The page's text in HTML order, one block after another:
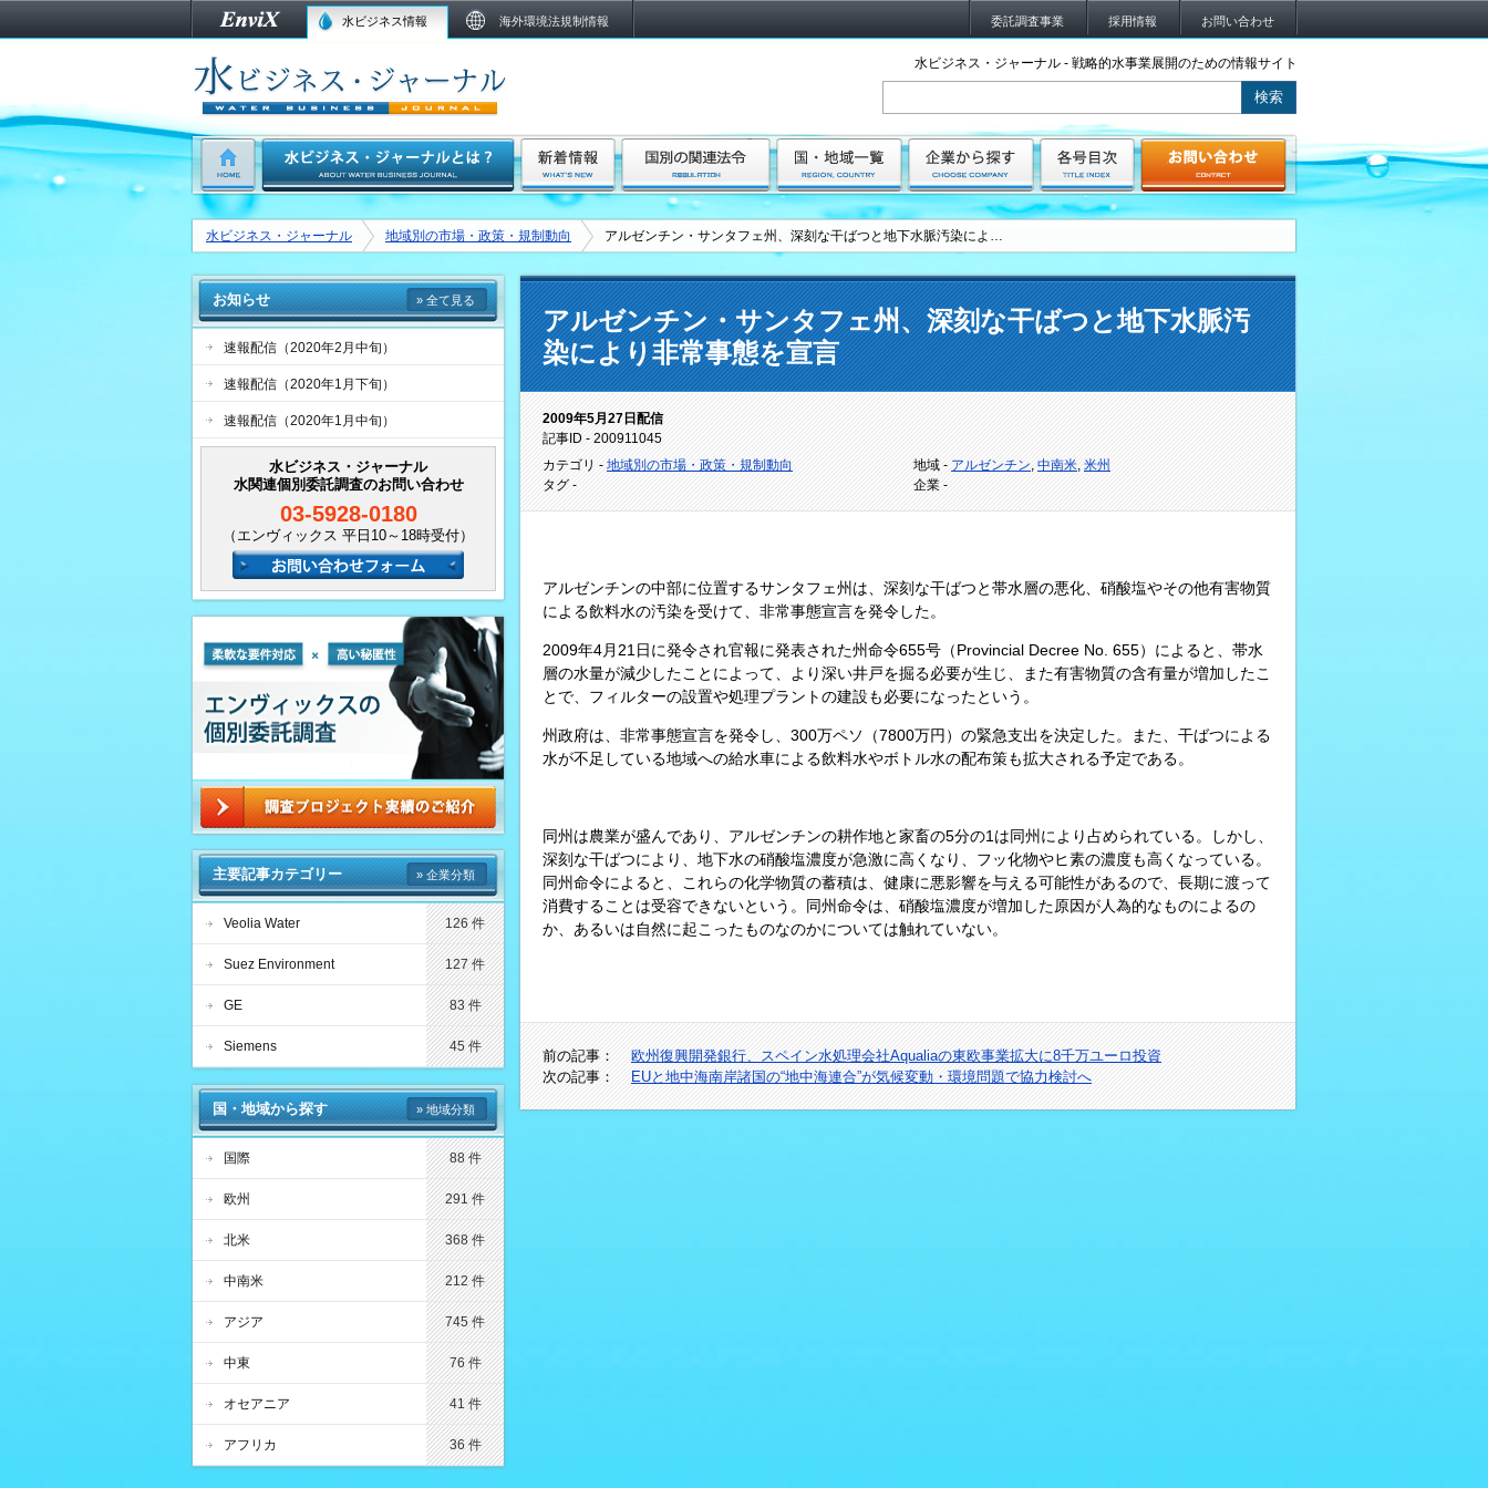
水ビジネス情報 海外環境法規制情報 委託調査事業 採用情報 お問い合わせ
水ビジネス・ジャーナル - 戦略的水事業展開のための情報サイト
水ビジネス・ジャーナル 地域別の市場・政策・規制動向 アルゼンチン・サンタフェ州、深刻な干ばつと地下水脈汚染によ…
アルゼンチン・サンタフェ州、深刻な干ばつと地下水脈汚
染により非常事態を宣言
2009年5月27日配信
記事ID - 200911045
カテゴリ - 地域別の市場・政策・規制動向
タグ -
地域 - アルゼンチン, 中南米, 米州
企業 -
アルゼンチンの中部に位置するサンタフェ州は、深刻な干ばつと帯水層の悪化、硝酸塩やその他有害物質
による飲料水の汚染を受けて、非常事態宣言を発令した。
2009年4月21日に発令され官報に発表された州命令655号（Provincial Decree No. 655）によると、帯水
層の水量が減少したことによって、より深い井戸を掘る必要が生じ、また有害物質の含有量が増加したこ
とで、フィルターの設置や処理プラントの建設も必要になったという。
州政府は、非常事態宣言を発令し、300万ペソ（7800万円）の緊急支出を決定した。また、干ばつによる
水が不足している地域への給水車による飲料水やボトル水の配布策も拡大される予定である。
同州は農業が盛んであり、アルゼンチンの耕作地と家畜の5分の1は同州により占められている。しかし、
深刻な干ばつにより、地下水の硝酸塩濃度が急激に高くなり、フッ化物やヒ素の濃度も高くなっている。
同州命令によると、これらの化学物質の蓄積は、健康に悪影響を与える可能性があるので、長期に渡って
消費することは受容できないという。同州命令は、硝酸塩濃度が増加した原因が人為的なものによるの
か、あるいは自然に起こったものなのかについては触れていない。
前の記事：
欧州復興開発銀行、スペイン水処理会社Aqualiaの東欧事業拡大に8千万ユーロ投資
次の記事：
EUと地中海南岸諸国の“地中海連合”が気候変動・環境問題で協力検討へ
お知らせ » 全て見る
速報配信（2020年2月中旬）
速報配信（2020年1月下旬）
速報配信（2020年1月中旬）
水ビジネス・ジャーナル
水関連個別委託調査のお問い合わせ
03-5928-0180
（エンヴィックス 平日10～18時受付）
主要記事カテゴリー » 企業分類
Veolia Water 126 件
Suez Environment 127 件
GE 83 件
Siemens 45 件
国・地域から探す » 地域分類
国際 88 件
欧州 291 件
北米 368 件
中南米 212 件
アジア 745 件
中東 76 件
オセアニア 41 件
アフリカ 36 件